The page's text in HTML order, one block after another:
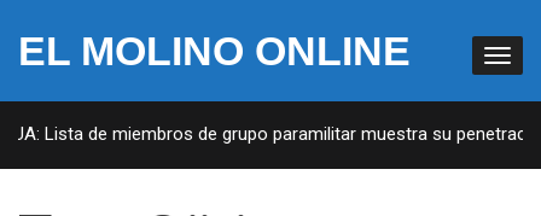
EL MOLINO ONLINE
Lista de miembros de grupo paramilitar muestra su